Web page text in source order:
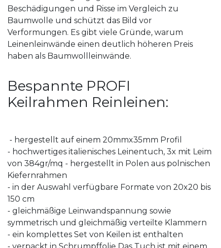
Beschädigungen und Risse im Vergleich zu
Baumwolle und schützt das Bild vor
Verformungen. Es gibt viele Gründe, warum
Leinenleinwände einen deutlich höheren Preis
haben als Baumwollleinwände.
Bespannte PROFI
Keilrahmen Reinleinen:
- hergestellt auf einem 20mmx35mm Profil
- hochwertiges italienisches Leinentuch, 3x mit Leim
von 384gr/mq - hergestellt in Polen aus polnischen
Kiefernrahmen
- in der Auswahl verfügbare Formate von 20x20 bis
150 cm
- gleichmäßige Leinwandspannung sowie
symmetrisch und gleichmäßig verteilte Klammern
- ein komplettes Set von Keilen ist enthalten